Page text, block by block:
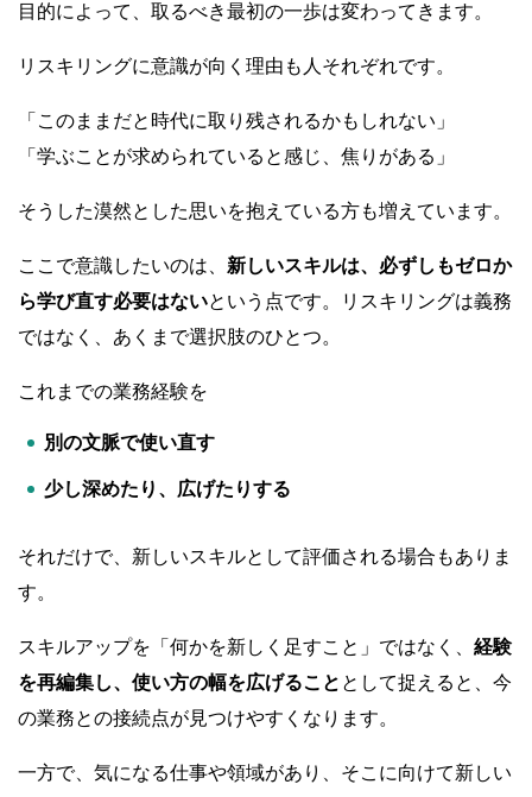
目的によって、取るべき最初の一歩は変わってきます。
リスキリングに意識が向く理由も人それぞれです。
「このままだと時代に取り残されるかもしれない」
「学ぶことが求められていると感じ、焦りがある」
そうした漠然とした思いを抱えている方も増えています。
ここで意識したいのは、 新しいスキルは、必ずしもゼロか
ら学び直す必要はないという点です。リスキリングは義務
ではなく、あくまで選択肢のひとつ。
これまでの業務経験を
別の文脈で使い直す
少し深めたり、広げたりする
それだけで、新しいスキルとして評価される場合もありま
す。
スキルアップを「何かを新しく足すこと」ではなく、 経験
を再編集し、使い方の幅を広げること として捉えると、今
の業務との接続点が見つけやすくなります。
一方で、気になる仕事や領域があり、そこに向けて新しい